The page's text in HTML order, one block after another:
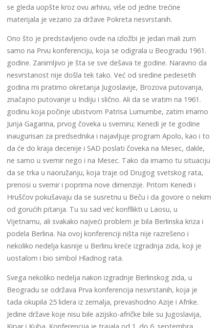
se gleda uopšte kroz ovu arhivu, više od jedne trećine
materijala je vezano za države Pokreta nesvrstanih.
Ono što je predstavljeno ovde na izložbi je jedan mali zum
samo na Prvu konferenciju, koja se odigrala u Beogradu 1961.
godine. Zanimljivo je šta se sve dešava te godine. Naravno da
nesvrstanost nije došla tek tako. Već od sredine pedesetih
godina mi pratimo okretanja Jugoslavije, Brozova putovanja,
značajno putovanje u Indiju i slično. Ali da se vratim na 1961.
godinu koja počinje ubistvom Patrisa Lumumbe, zatim imamo
Jurija Gagarina, prvog čoveka u svemiru; Kenedi je te godine
inaugurisan za predsednika i najavljuje program Apolo, kao i to
da će do kraja decenije i SAD poslati čoveka na Mesec, dakle,
ne samo u svemir nego i na Mesec. Tako da imamo tu situaciju
da se trka u naoružanju, koja traje od Drugog svetskog rata,
prenosi u svemir i poprima nove dimenzije. Pritom Kenedi i
Hruščov pokušavaju da se susretnu u Beču i da govore o nekim
od gorućih pitanja. Tu su sad već konfllikti u Laosu, u
Vijetnamu, ali svakako najveći problem je bila Berlinska kriza i
podela Berlina. Na ovoj konferenciji ništa nije razrešeno i
nekoliko nedelja kasnije u Berlinu kreće izgradnja zida, koji je
uostalom i bio simbol Hladnog rata.
Svega nekoliko nedelja nakon izgradnje Berlinskog zida, u
Beogradu se održava Prva konferencija nesvrstanih, koja je
tada okupila 25 lidera iz zemalja, prevashodno Azije i Afrike.
Jedine države koje nisu bile azijsko-afričke bile su Jugoslavija,
Kipar i Kuba. Konferencija je trajala od 1. do 6. septembra